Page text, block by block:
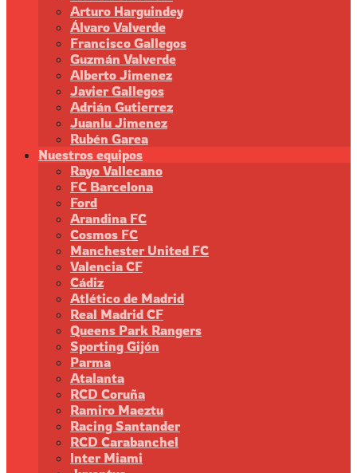
Arturo Harguindey
Álvaro Valverde
Francisco Gallegos
Guzmán Valverde
Alberto Jimenez
Javier Gallegos
Adrián Gutierrez
Juanlu Jimenez
Rubén Garea
Nuestros equipos
Rayo Vallecano
FC Barcelona
Ford
Arandina FC
Cosmos FC
Manchester United FC
Valencia CF
Cádiz
Atlético de Madrid
Real Madrid CF
Queens Park Rangers
Sporting Gijón
Parma
Atalanta
RCD Coruña
Ramiro Maeztu
Racing Santander
RCD Carabanchel
Inter Miami